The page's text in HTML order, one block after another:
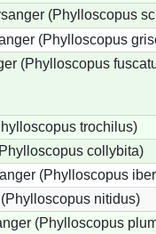
(Phylloscopus
(Phylloscopus
(Phylloscopus
trochilus)
collybita)
(Phylloscopus
nitidus)
(Phylloscopus